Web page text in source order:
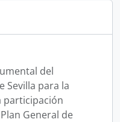
del
Sevilla para la
participación
General de